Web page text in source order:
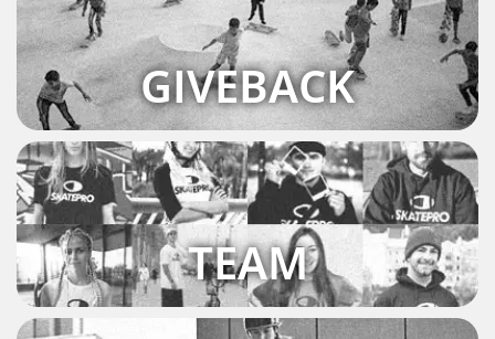
GIVEBACK
TEAM